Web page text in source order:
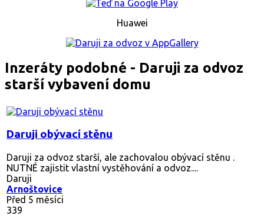
Huawei
Inzeráty podobné - Daruji za odvoz
starší vybavení domu
Daruji obývací stěnu
Daruji za odvoz starší, ale zachovalou obývací stěnu .
NUTNÉ zajistit vlastní vystěhování a odvoz....
Daruji
Arnoštovice
Před 5 měsíci
339